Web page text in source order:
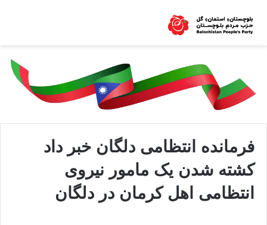
فرمانده انتظامی دلگان خبر داد
کشته شدن یک مامور نیروی
انتظامی اهل کرمان در دلگان